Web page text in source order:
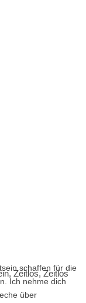
schaffen für die
Ich nehme dich
über
,Zeitlos,Zeitlos